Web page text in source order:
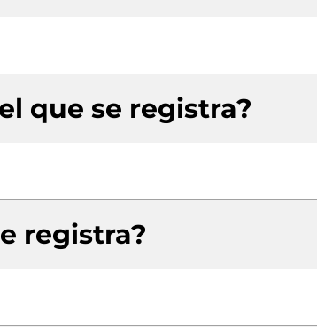
que se registra?
registra?